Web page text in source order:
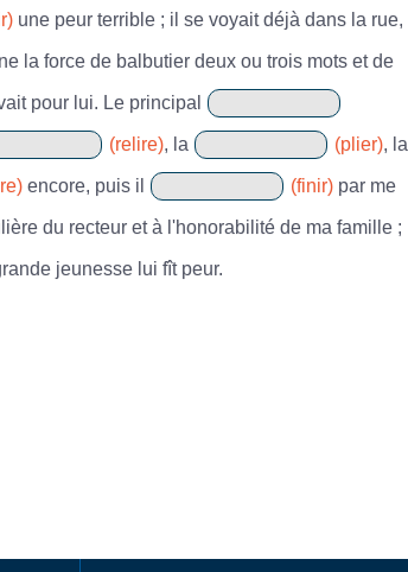
une peur terrible ; il se voyait déjà dans la rue,
la force de balbutier deux ou trois mots et de
pour lui. Le principal
(relire), la (plier), la
encore, puis il (finir)par me
du recteur et à l'honorabilité de ma famille ;
jeunesse lui fît peur.